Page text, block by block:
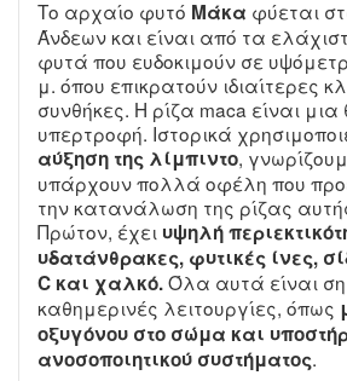
Το αρχαίο φυτό Μάκα φύεται
Άνδεων και είναι από τα
φυτά που ευδοκιμούν σε
μ. όπου επικρατούν ιδιαίτερες
συνθήκες. Η ρίζα maca είναι μια
υπερτροφή. Ιστορικά
αύξηση της λίμπιντο,
υπάρχουν πολλά οφέλη που
την κατανάλωση της ρίζας
Πρώτον, έχει υψηλή
υδατάνθρακες, φυτικές ίνες,
C και χαλκό.Όλα αυτά είναι
καθημερινές λειτουργίες, όπως
οξυγόνου στο σώμα και
ανοσοποιητικού συστήματος.